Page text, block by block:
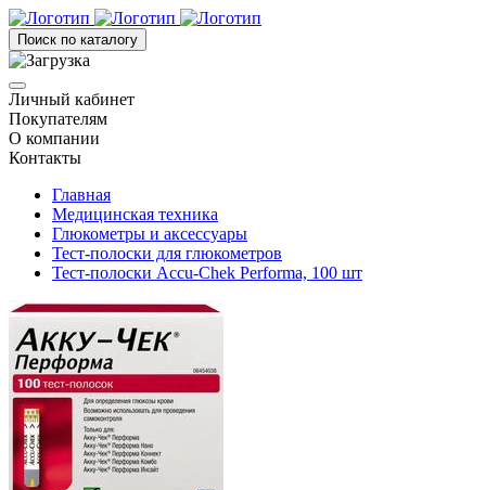
Поиск по каталогу
Личный кабинет
Покупателям
О компании
Контакты
Главная
Медицинская техника
Глюкометры и аксессуары
Тест-полоски для глюкометров
Тест-полоски Accu-Chek Performa, 100 шт